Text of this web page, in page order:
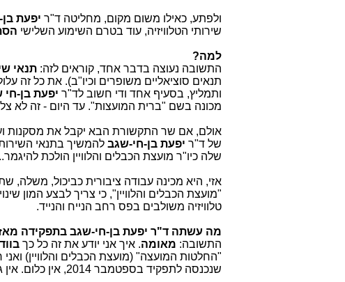
ולפתע, כאילו משום מקום, מחליטה ד"ר יפעת
שירותי הטלוויזיה, עוד בטרם השימוע השלישי
למה?
התשובה נעוצה בדבר אחד, קוראים לזה:תנאי
תנאים סוציאליים משופרים וכיו"ב). את כל זה
ותמליץ, בסעיף אחד ודי חשוב לד"ר יפעת בן-חי
מכונה בשם "ברית המועצות". עד היום - זה לא
אולם, אם שר התקשורת הבא יקבל את מסקנות
של ד"ר יפעת בן-חי-שגב להמשיך בתנאי
שלה כיו"ר מועצת הכבלים והלוויין הולכת
אזי, היא מכינה עבודה ציבורית כביכול,
"מועצת הכבלים והלוויין", כי צריך לבצע המון
טלוויזיה משולבים בפס רחב הנייח והנייד.
מה עשתה ד"ר יפעת בן-חי-שגב בתפקידה
התשובה: מאומה. איך אני יודע את זה כל כך
שנכנסה לתפקיד בספטמבר 2014, אין כלום. אין גם תכנית שנתית (ל-2015), סיכום שנתי (של 2014),